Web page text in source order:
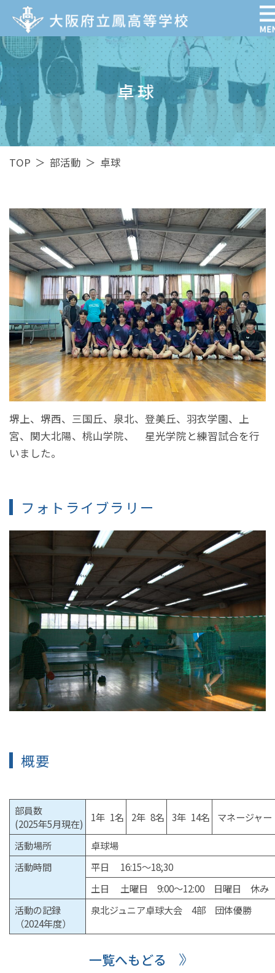
卓球
TOP ＞ 部活動 ＞ 卓球
堺上、堺西、三国丘、泉北、登美丘、羽衣学園、上
宮、関大北陽、桃山学院、 星光学院と練習試合を行
いました。
フォトライブラリー
概要
部員数
(2025年5月現在)
1年 1名 2年 8名 3年 14名 マネージャ
活動場所
卓球場
活動時間
平日 16:15～18;30
土日 土曜日 9:00～12:00 日曜日 休み
活動の記録
（2024年度）
泉北ジュニア卓球大会 4部 団体優勝
一覧へもどる